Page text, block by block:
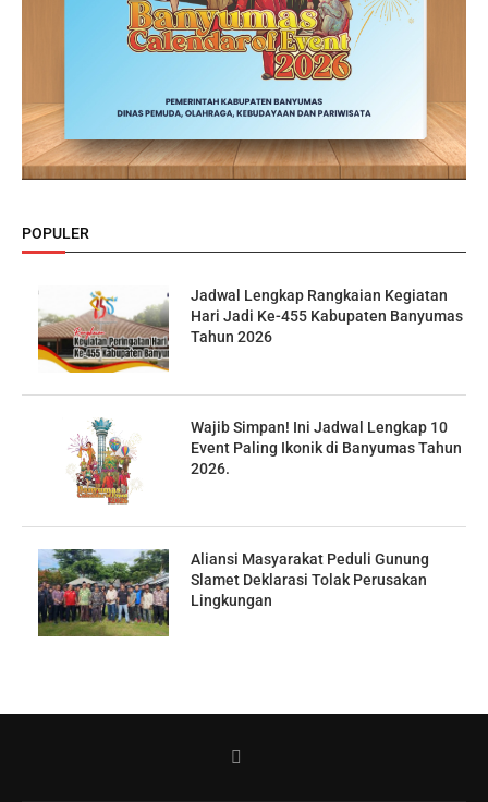
POPULER
Jadwal Lengkap Rangkaian Kegiatan
Hari Jadi Ke-455 Kabupaten Banyumas
Tahun 2026
Wajib Simpan! Ini Jadwal Lengkap 10
Event Paling Ikonik di Banyumas Tahun
2026.
Aliansi Masyarakat Peduli Gunung
Slamet Deklarasi Tolak Perusakan
Lingkungan